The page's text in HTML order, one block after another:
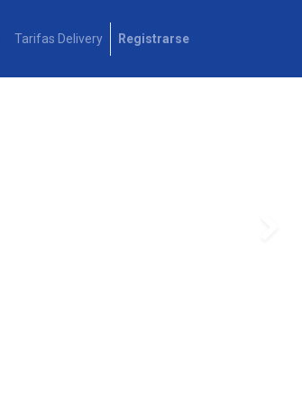
Tarifas Delivery Registrarse